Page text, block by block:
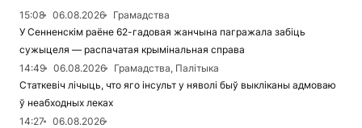
15:08 06.08.2026
Грамадства
У Сенненскім раёне 62-гадовая жанчына пагражала забіць
сужыцеля — распачатая крымінальная справа
14:49
06.08.2026
Грамадства, Палітыка
Статкевіч лічыць, что яго інсульт у няволі быў выкліканы адмоваю
ў неабходных леках
14:27
06.08.2026